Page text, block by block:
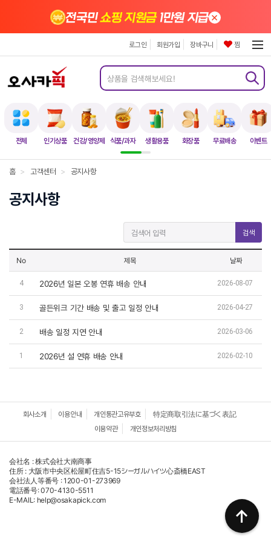
전체 인기상품 건강/영양제 식품/과자 생활용품 화장품 무료배송 이벤트
전국민쇼핑 지원금1만원 지급×
로그인 회원가입 장바구니 찜
↑
홈 > 고객센터 > 공지사항
공지사항
검색
No 제목 날짜
4 2026년 일본 오봉 연휴 배송 안내 2026-08-07
3 골든위크 기간 배송 및 출고 일정 안내 2026-04-27
2 배송 일정 지연 안내 2026-03-06
1 2026년 설 연휴 배송 안내 2026-02-10
회사소개 이용안내 개인통관고유부호
特定商取引法に基づく表記
이용약관
개인정보처리방침
会社名 : 株式会社大南商事
住所 : 大阪市中央区松屋町住吉5-15シーガルハイツ心斎橋EAST
会社法人等番号 : 1200-01-273969
電話番号: 070-4130-5511
E-MAIL: help@osakapick.com